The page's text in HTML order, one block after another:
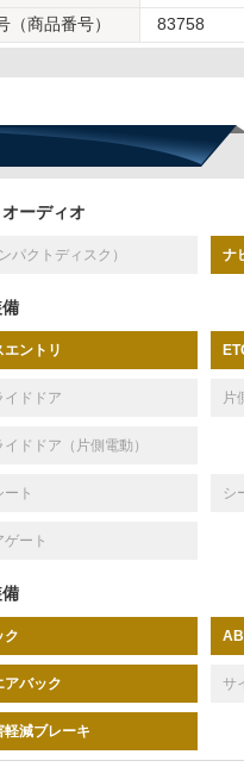
（商品番号）
83758
ーディオ
パクトディスク） ナ
エントリ
イドドア 片
ドドア（片側電動）
ト シ
ゲート
ク
アバック サ
軽減ブレーキ